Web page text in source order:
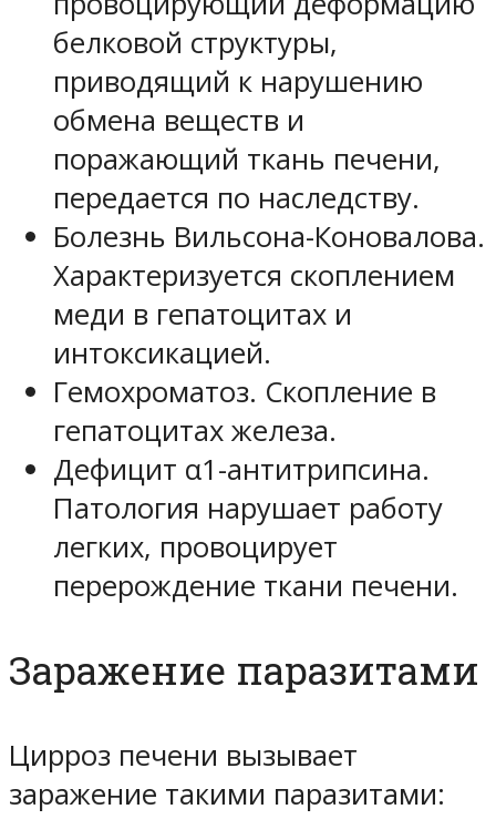
белковой структуры,
приводящий к нарушению
обмена веществ и
поражающий ткань печени,
передается по наследству.
Болезнь Вильсона-Коновалова.
Характеризуется скоплением
меди в гепатоцитах и
интоксикацией.
Гемохроматоз. Скопление в
гепатоцитах железа.
Дефицит α1-антитрипсина.
Патология нарушает работу
легких, провоцирует
перерождение ткани печени.
Заражение паразитами
Цирроз печени вызывает
заражение такими паразитами: